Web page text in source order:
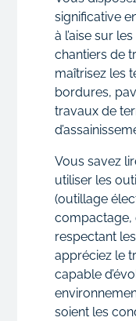
significative
à l’aise sur
chantiers de
maîtrisez les
bordures,
travaux de
Vous savez
utiliser les
(outillage
compactage,
respectant
appréciez le
capable
soient les